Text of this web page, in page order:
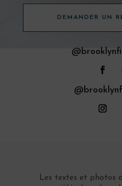
DEMANDER UN
Les textes et photos